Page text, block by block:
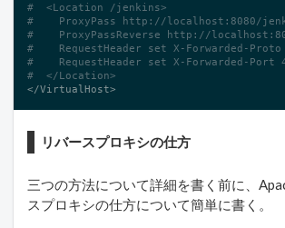
#  <Location /jenkins>
#    ProxyPass http://localhost:8080/
#    ProxyPassReverse http://
#    RequestHeader set X-Forwarded-
#    RequestHeader set X-Forwarded-Port
#  </Location>
</VirtualHost>
リバースプロキシの仕方
三つの方法について詳細を書く前に、
スプロキシの仕方について簡単に書く。